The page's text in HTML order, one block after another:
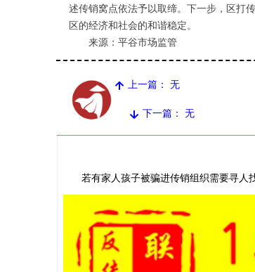
述传销窝点依法予以取缔。下一步，区打
区的经济和社会的和谐稳定。
来源：平谷市场监管
녕 上一篇： 无
녓 下一篇： 无
若有家人孩子被骗进传销组织需要寻人